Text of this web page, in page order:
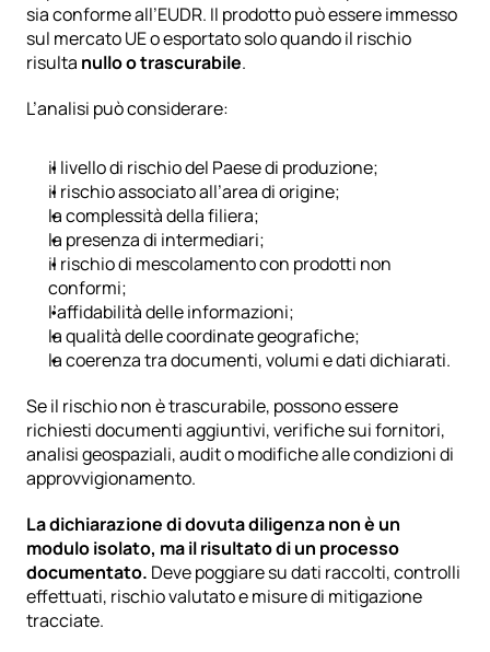
sia conforme all’EUDR. Il prodotto può essere immesso
sul mercato UE o esportato solo quando il rischio
risulta nullo o trascurabile.
L’analisi può considerare:
il livello di rischio del Paese di produzione;
il rischio associato all’area di origine;
la complessità della filiera;
la presenza di intermediari;
il rischio di mescolamento con prodotti non
conformi;
l’affidabilità delle informazioni;
la qualità delle coordinate geografiche;
la coerenza tra documenti, volumi e dati dichiarati.
Se il rischio non è trascurabile, possono essere
richiesti documenti aggiuntivi, verifiche sui fornitori,
analisi geospaziali, audit o modifiche alle condizioni di
approvvigionamento.
La dichiarazione di dovuta diligenza non è un
modulo isolato, ma il risultato di un processo
documentato. Deve poggiare su dati raccolti, controlli
effettuati, rischio valutato e misure di mitigazione
tracciate.